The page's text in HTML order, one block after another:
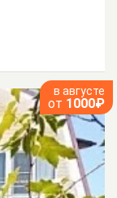
в августе
от 1000₽